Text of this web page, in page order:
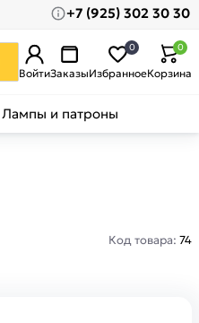
+7 (925) 302 30 30
ВойтиЗаказыИзбранное
0
Корзина
0
Лампы и патроны
Код товара: 74